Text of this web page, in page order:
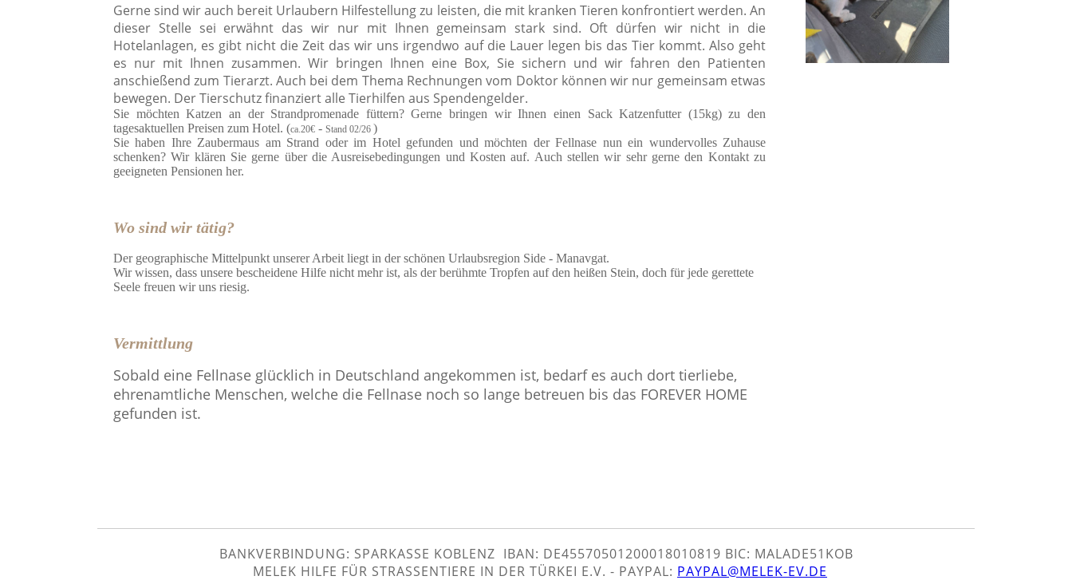
Gerne sind wir auch bereit Urlaubern Hilfestellung zu leisten, die mit kranken Tieren konfrontiert werden. An
dieser Stelle sei erwähnt das wir nur mit Ihnen gemeinsam stark sind. Oft dürfen wir nicht in die
Hotelanlagen, es gibt nicht die Zeit das wir uns irgendwo auf die Lauer legen bis das Tier kommt. Also geht
es nur mit Ihnen zusammen. Wir bringen Ihnen eine Box, Sie sichern und wir fahren den Patienten
anschießend zum Tierarzt. Auch bei dem Thema Rechnungen vom Doktor können wir nur gemeinsam etwas
bewegen. Der Tierschutz finanziert alle Tierhilfen aus Spendengelder.
Sie möchten Katzen an der Strandpromenade füttern? Gerne bringen wir Ihnen einen Sack Katzenfutter (15kg) zu den
tagesaktuellen Preisen zum Hotel. (ca.20€ - Stand 02/26 )
Sie haben Ihre Zaubermaus am Strand oder im Hotel gefunden und möchten der Fellnase nun ein wundervolles Zuhause
schenken? Wir klären Sie gerne über die Ausreisebedingungen und Kosten auf. Auch stellen wir sehr gerne den Kontakt zu
geeigneten Pensionen her.
Wo sind wir tätig?
Der geographische Mittelpunkt unserer Arbeit liegt in der schönen Urlaubsregion Side - Manavgat.
Wir wissen, dass unsere bescheidene Hilfe nicht mehr ist, als der berühmte Tropfen auf den heißen Stein, doch für jede gerettete
Seele freuen wir uns riesig.
Vermittlung
Sobald eine Fellnase glücklich in Deutschland angekommen ist, bedarf es auch dort tierliebe,
ehrenamtliche Menschen, welche die Fellnase noch so lange betreuen bis das FOREVER HOME
gefunden ist.
BANKVERBINDUNG: SPARKASSE KOBLENZ IBAN: DE45570501200018010819 BIC: MALADE51KOB
MELEK HILFE FÜR STRASSENTIERE IN DER TÜRKEI E.V. - PAYPAL: PAYPAL@MELEK-EV.DE